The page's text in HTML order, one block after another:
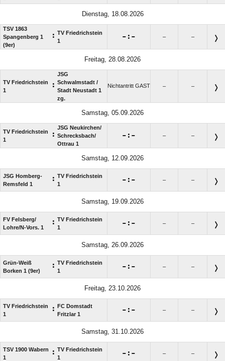
Dienstag, 18.08.2026
TSV 1863
Spangenberg 1
(9er)
: TV Friedrichstein
1
 :  – –
Freitag, 28.08.2026
TV Friedrichstein
1
:
JSG
Schwalmstadt /​
Stadt Neustadt 1
zg.
Nichtantritt GAST – –
Samstag, 05.09.2026
TV Friedrichstein
1
:
JSG Neukirchen/​
Schrecksbach/​
Ottrau 1
 :  – –
Samstag, 12.09.2026
JSG Homberg-
Remsfeld 1
: TV Friedrichstein
1
 :  – –
Samstag, 19.09.2026
FV Felsberg/​
Lohre/​N-Vors. 1
: TV Friedrichstein
1
 :  – –
Samstag, 26.09.2026
Grün-Weiß
Borken 1 (9er)
: TV Friedrichstein
1
 :  – –
Freitag, 23.10.2026
TV Friedrichstein
1
: FC Domstadt
Fritzlar 1
 :  – –
Samstag, 31.10.2026
TSV 1900 Wabern
1
: TV Friedrichstein
1
 :  – –